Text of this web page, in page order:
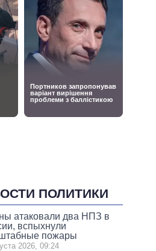
ПОЛИТИКИ
атаковали два НПЗ в
вспыхнули
пожары
2026, 09:24